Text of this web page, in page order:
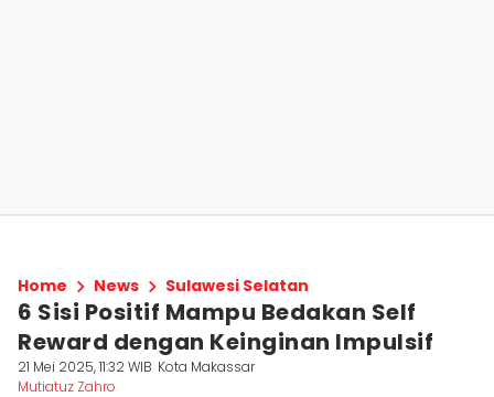
Home News Sulawesi Selatan
6 Sisi Positif Mampu Bedakan Self
Reward dengan Keinginan Impulsif
21 Mei 2025, 11:32 WIB Kota Makassar
Mutiatuz Zahro